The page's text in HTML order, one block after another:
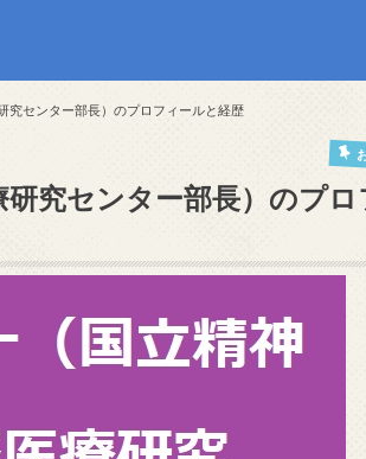
究センター部長）のプロフィールと経歴
究センター部長）のプロ